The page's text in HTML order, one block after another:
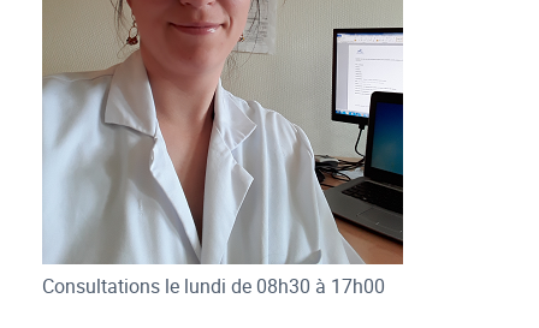
Consultations le lundi de 08h30 à 17h00